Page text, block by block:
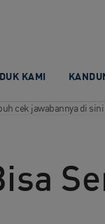
KAMI​
cek jawabannya di sini